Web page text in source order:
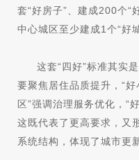
套“好房子”、建成200个“
中心城区至少建成1个“好
这套“四好”标准其实
要聚焦居住品质提升，“
区”强调治理服务优化，“
这既代表了更高要求，又
系统结构，体现了城市更